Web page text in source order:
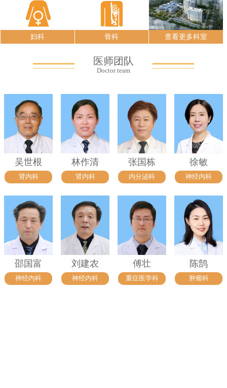
妇科 骨科 查看更多科室
医师团队
Doctor team
吴世根
肾内科
林作清
肾内科
张国栋
内分泌科
徐敏
神经内科
邵国富
神经内科
刘建农
神经内科
傅壮
重症医学科
陈鹄
肿瘤科